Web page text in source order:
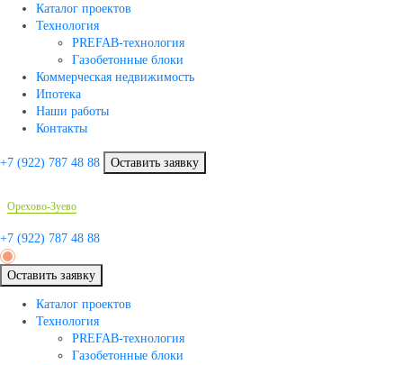
Каталог проектов
Технология
PREFAB-технология
Газобетонные блоки
Коммерческая недвижимость
Ипотека
Наши работы
Контакты
+7 (922) 787 48 88 Оставить заявку
Орехово-Зуево
+7 (922) 787 48 88
Оставить заявку
Каталог проектов
Технология
PREFAB-технология
Газобетонные блоки